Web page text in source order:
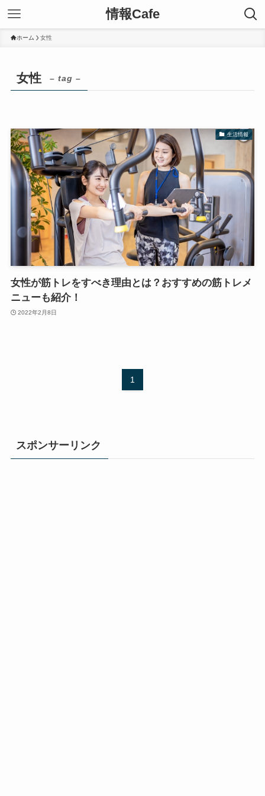
情報Cafe
ホーム 女性
女性 – tag –
生活情報
女性が筋トレをすべき理由とは？おすすめの筋トレメ
ニューも紹介！
2022年2月8日
1
スポンサーリンク